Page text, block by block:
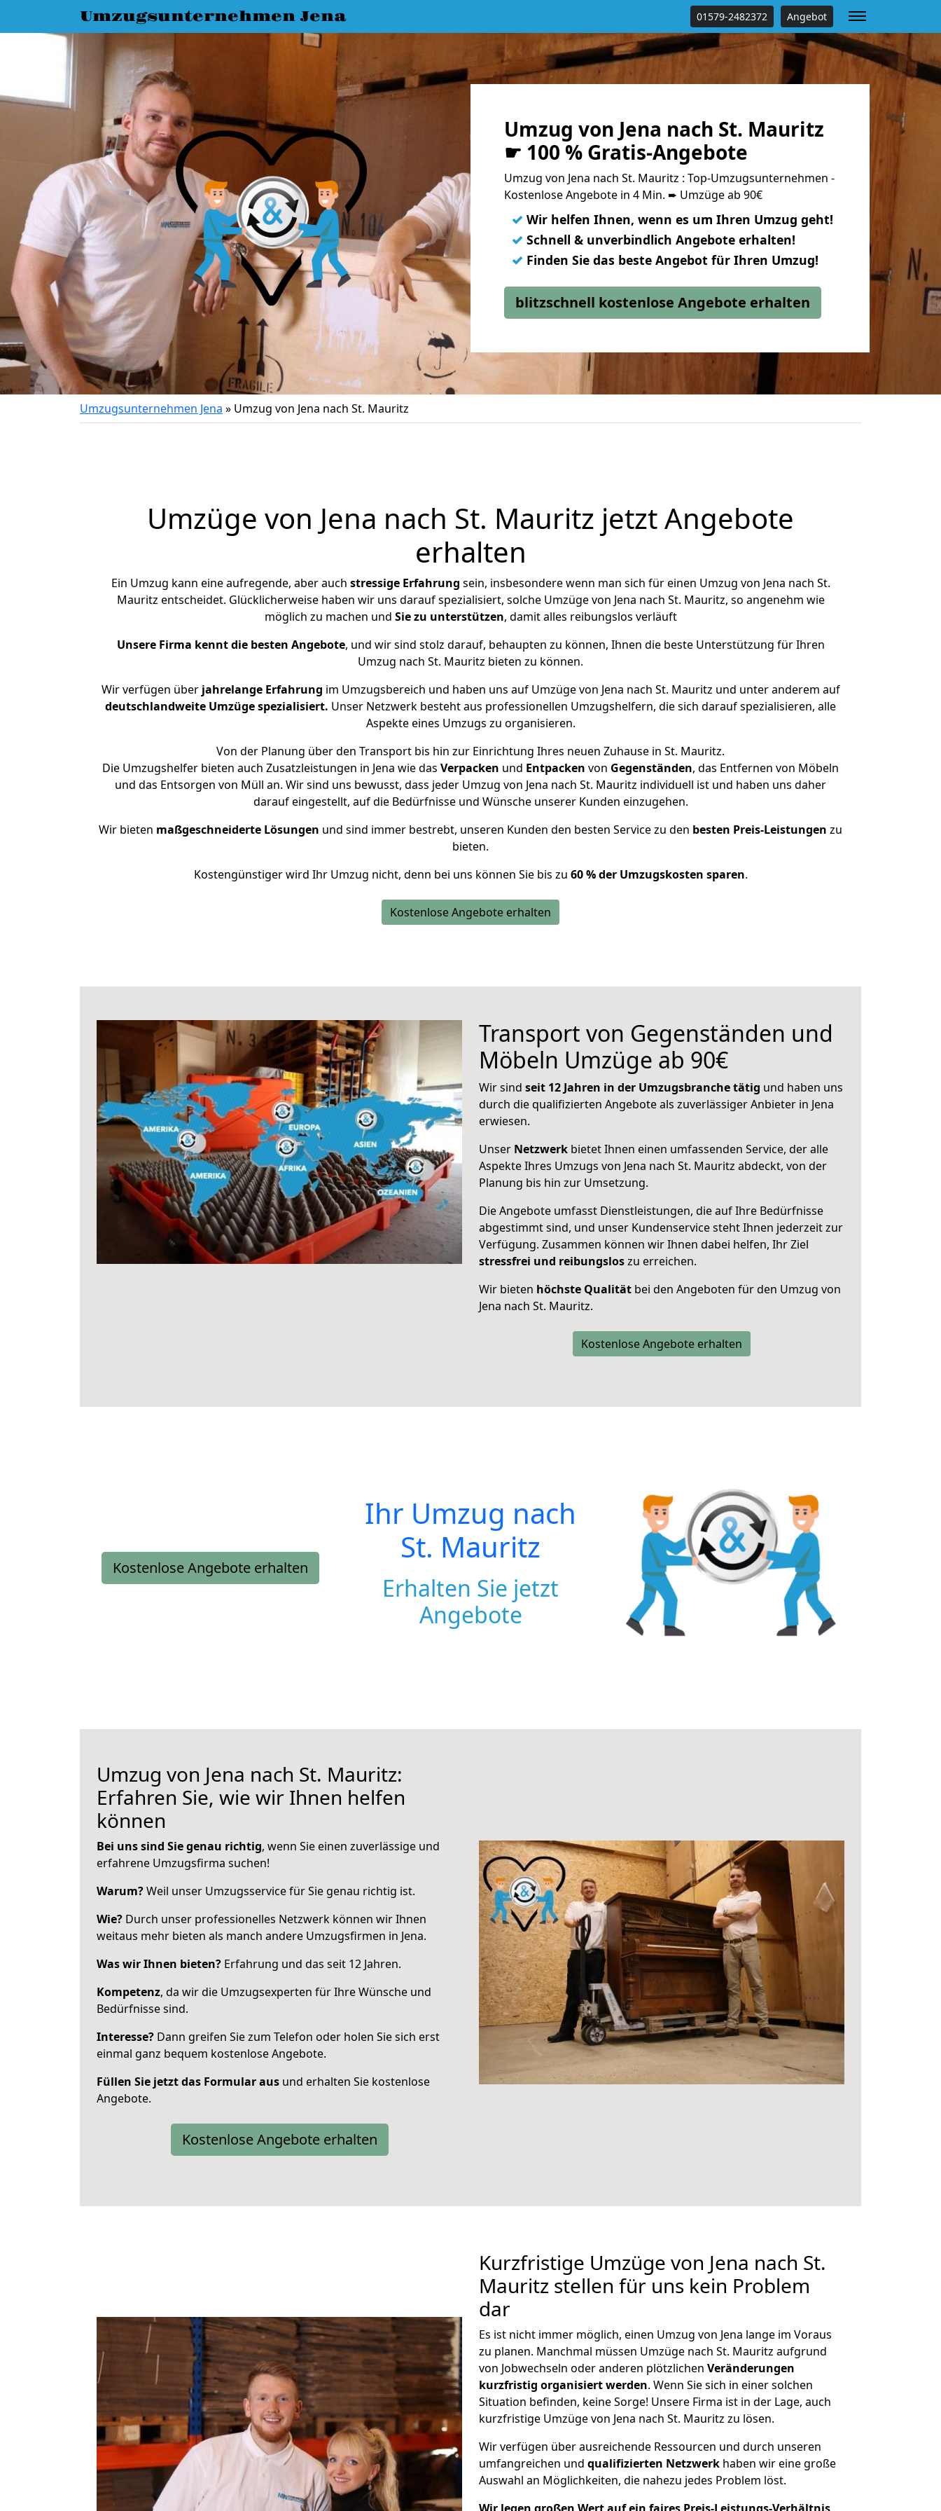
Umzugsunternehmen Jena 01579-2482372 Angebot
Umzug von Jena nach St. Mauritz
☛ 100 % Gratis-Angebote
Umzug von Jena nach St. Mauritz : Top-Umzugsunternehmen -
Kostenlose Angebote in 4 Min. ➨ Umzüge ab 90€
✓ Wir helfen Ihnen, wenn es um Ihren Umzug geht!
✓ Schnell & unverbindlich Angebote erhalten!
✓ Finden Sie das beste Angebot für Ihren Umzug!
blitzschnell kostenlose Angebote erhalten
Umzugsunternehmen Jena » Umzug von Jena nach St. Mauritz
Umzüge von Jena nach St. Mauritz jetzt Angebote
erhalten
Ein Umzug kann eine aufregende, aber auch stressige Erfahrung sein, insbesondere wenn man sich für einen Umzug von Jena nach St.
Mauritz entscheidet. Glücklicherweise haben wir uns darauf spezialisiert, solche Umzüge von Jena nach St. Mauritz, so angenehm wie
möglich zu machen und Sie zu unterstützen, damit alles reibungslos verläuft
Unsere Firma kennt die besten Angebote, und wir sind stolz darauf, behaupten zu können, Ihnen die beste Unterstützung für Ihren
Umzug nach St. Mauritz bieten zu können.
Wir verfügen überjahrelange Erfahrung im Umzugsbereich und haben uns auf Umzüge von Jena nach St. Mauritz und unter anderem auf
deutschlandweite Umzüge spezialisiert. Unser Netzwerk besteht aus professionellen Umzugshelfern, die sich darauf spezialisieren, alle
Aspekte eines Umzugs zu organisieren.
Von der Planung über den Transport bis hin zur Einrichtung Ihres neuen Zuhause in St. Mauritz.
Die Umzugshelfer bieten auch Zusatzleistungen in Jena wie das Verpacken und Entpacken von Gegenständen, das Entfernen von Möbeln
und das Entsorgen von Müll an. Wir sind uns bewusst, dass jeder Umzug von Jena nach St. Mauritz individuell ist und haben uns daher
darauf eingestellt, auf die Bedürfnisse und Wünsche unserer Kunden einzugehen.
Wir bieten maßgeschneiderte Lösungen und sind immer bestrebt, unseren Kunden den besten Service zu den besten Preis-Leistungen zu
bieten.
Kostengünstiger wird Ihr Umzug nicht, denn bei uns können Sie bis zu 60 % der Umzugskosten sparen.
Kostenlose Angebote erhalten
Transport von Gegenständen und
Möbeln Umzüge ab 90€
Wir sind seit 12 Jahren in der Umzugsbranche tätig und haben uns
durch die qualifizierten Angebote als zuverlässiger Anbieter in Jena
erwiesen.
Unser Netzwerk bietet Ihnen einen umfassenden Service, der alle
Aspekte Ihres Umzugs von Jena nach St. Mauritz abdeckt, von der
Planung bis hin zur Umsetzung.
Die Angebote umfasst Dienstleistungen, die auf Ihre Bedürfnisse
abgestimmt sind, und unser Kundenservice steht Ihnen jederzeit zur
Verfügung. Zusammen können wir Ihnen dabei helfen, Ihr Ziel
stressfrei und reibungsloszu erreichen.
Wir bieten höchste Qualität bei den Angeboten für den Umzug von
Jena nach St. Mauritz.
Kostenlose Angebote erhalten
Kostenlose Angebote erhalten
Ihr Umzug nach
St. Mauritz
Erhalten Sie jetzt
Angebote
Umzug von Jena nach St. Mauritz:
Erfahren Sie, wie wir Ihnen helfen
können
Bei uns sind Sie genau richtig, wenn Sie einen zuverlässige und
erfahrene Umzugsfirma suchen!
Warum?Weil unser Umzugsservice für Sie genau richtig ist.
Wie? Durch unser professionelles Netzwerk können wir Ihnen
weitaus mehr bieten als manch andere Umzugsfirmen in Jena.
Was wir Ihnen bieten? Erfahrung und das seit 12 Jahren.
Kompetenz, da wir die Umzugsexperten für Ihre Wünsche und
Bedürfnisse sind.
Interesse? Dann greifen Sie zum Telefon oder holen Sie sich erst
einmal ganz bequem kostenlose Angebote.
Füllen Sie jetzt das Formular aus und erhalten Sie kostenlose
Angebote.
Kostenlose Angebote erhalten
Kurzfristige Umzüge von Jena nach St.
Mauritz stellen für uns kein Problem
dar
Es ist nicht immer möglich, einen Umzug von Jena lange im Voraus
zu planen. Manchmal müssen Umzüge nach St. Mauritz aufgrund
von Jobwechseln oder anderen plötzlichen Veränderungen
kurzfristig organisiert werden. Wenn Sie sich in einer solchen
Situation befinden, keine Sorge! Unsere Firma ist in der Lage, auch
kurzfristige Umzüge von Jena nach St. Mauritz zu lösen.
Wir verfügen über ausreichende Ressourcen und durch unseren
umfangreichen und qualifizierten Netzwerk haben wir eine große
Auswahl an Möglichkeiten, die nahezu jedes Problem löst.